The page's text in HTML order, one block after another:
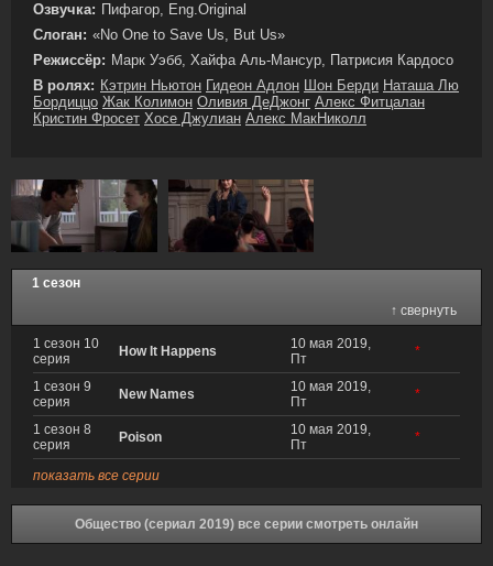
Озвучка: Пифагор, Eng.Original
Слоган: «No One to Save Us, But Us»
Режиссёр: Марк Уэбб, Хайфа Аль-Мансур, Патрисия Кардосо
В ролях: Кэтрин Ньютон Гидеон Адлон Шон Берди Наташа Лю
Бордиццо Жак Колимон Оливия ДеДжонг Алекс Фитцалан
Кристин Фросет Хосе Джулиан Алекс МакНиколл
1 сезон
↑ свернуть
1 сезон 10
серия
How It Happens
10 мая 2019,
Пт
*
1 сезон 9
серия
New Names
10 мая 2019,
Пт
*
1 сезон 8
серия
Poison
10 мая 2019,
Пт
*
показать все серии
Общество (сериал 2019) все серии смотреть онлайн